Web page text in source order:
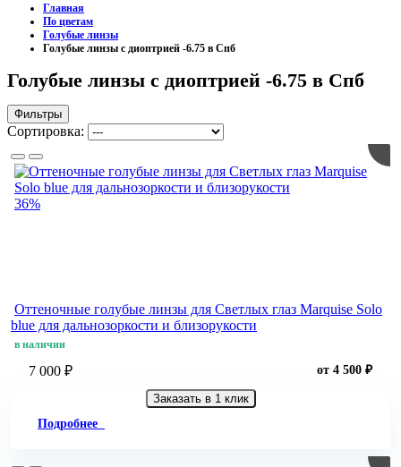
Главная
По цветам
Голубые линзы
Голубые линзы с диоптрией -6.75 в Спб
Голубые линзы с диоптрией -6.75 в Спб
Фильтры
Сортировка:
36%
Оттеночные голубые линзы для Светлых глаз Marquise Solo
blue для дальнозоркости и близорукости
в наличии
7 000 ₽ от 4 500 ₽
Заказать в 1 клик
Подробнее